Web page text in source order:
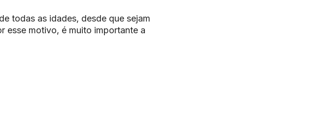
todas as idades, desde que sejam
esse motivo, é muito importante a